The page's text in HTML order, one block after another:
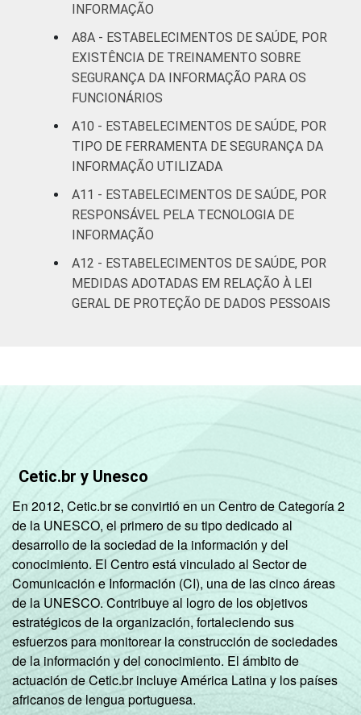
INFORMAÇÃO
A8A - ESTABELECIMENTOS DE SAÚDE, POR
EXISTÊNCIA DE TREINAMENTO SOBRE
SEGURANÇA DA INFORMAÇÃO PARA OS
FUNCIONÁRIOS
A10 - ESTABELECIMENTOS DE SAÚDE, POR
TIPO DE FERRAMENTA DE SEGURANÇA DA
INFORMAÇÃO UTILIZADA
A11 - ESTABELECIMENTOS DE SAÚDE, POR
RESPONSÁVEL PELA TECNOLOGIA DE
INFORMAÇÃO
A12 - ESTABELECIMENTOS DE SAÚDE, POR
MEDIDAS ADOTADAS EM RELAÇÃO À LEI
GERAL DE PROTEÇÃO DE DADOS PESSOAIS
Cetic.br y Unesco
En 2012, Cetic.br se convirtió en un Centro de Categoría 2
de la UNESCO, el primero de su tipo dedicado al
desarrollo de la sociedad de la información y del
conocimiento. El Centro está vinculado al Sector de
Comunicación e Información (CI), una de las cinco áreas
de la UNESCO. Contribuye al logro de los objetivos
estratégicos de la organización, fortaleciendo sus
esfuerzos para monitorear la construcción de sociedades
de la información y del conocimiento. El ámbito de
actuación de Cetic.br incluye América Latina y los países
africanos de lengua portuguesa.